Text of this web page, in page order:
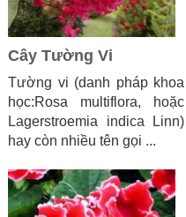
Cây Tường Vi
Tường vi (danh pháp khoa
học:Rosa multiflora, hoặc
Lagerstroemia indica Linn)
hay còn nhiều tên gọi ...